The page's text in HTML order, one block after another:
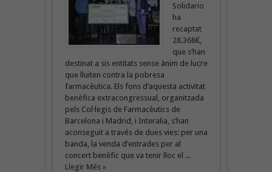
Solidario
ha
recaptat
28.368€,
que s’han
destinat a sis entitats sense ànim de lucre
que lluiten contra la pobresa
farmacèutica. Els fons d’aquesta activitat
benèfica extracongressual, organitzada
pels Col·legis de Farmacèutics de
Barcelona i Madrid, i Interalia, s’han
aconseguit a través de dues vies: per una
banda, la venda d’entrades per al
concert benèfic que va tenir lloc el ...
Llegir Més »